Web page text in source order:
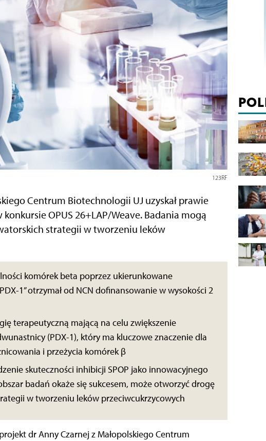
123RF
Centrum Biotechnologii UJ uzyskał prawie
OPUS 26+LAP/Weave. Badania mogą
strategii w tworzeniu leków
komórek beta poprzez ukierunkowane
1” otrzymał od NCN dofinansowanie w wysokości 2
terapeutyczną mającą na celu zwiększenie
(PDX-1), który ma kluczowe znaczenie dla
i przeżycia komórek β
skuteczności inhibicji SPOP jako innowacyjnego
badań okaże się sukcesem, może otworzyć drogę
w tworzeniu leków przeciwcukrzycowych
dr Anny Czarnej z Małopolskiego Centrum